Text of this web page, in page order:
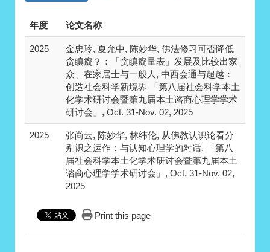
年度 论文名称
2025
金忠玲, 夏允中, 陈妙华, 佛法修习可否降低
贪瞋癡？：「贪瞋癡量表」发展及比较出家
众、在家居士与一般人, 中西会通与超越：
创造社会科学新境界 「第八届社会科学本土
化学术研讨会暨第九届本土谘商心理学学术
研讨会」, Oct. 31-Nov. 02, 2025
2025
张尚云, 陈妙华, 林纬伦, 从佛教认识论看分
别识之运作：与认知心理学的对话, 「第八
届社会科学本土化学术研讨会暨第九届本土
谘商心理学学术研讨会」, Oct. 31-Nov. 02,
2025
Print this page